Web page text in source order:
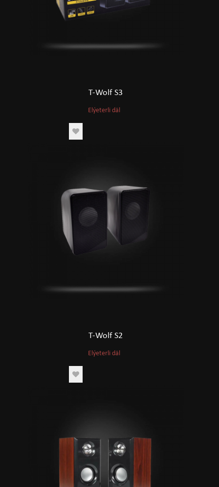
T-Wolf S3
Elýeterli däl
T-Wolf S2
Elýeterli däl